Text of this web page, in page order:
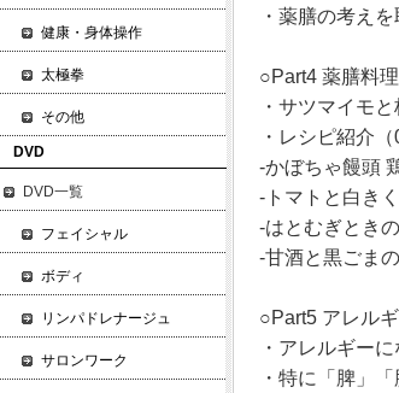
・薬膳の考え
○Part4 薬膳料
・サツマイモ
・レシピ紹介（
-かぼちゃ饅頭
-トマトと白き
-はとむぎとき
-甘酒と黒ごま
○Part5 アレル
・アレルギー
・特に「脾」
健康・身体操作
太極拳
その他
DVD
DVD一覧
フェイシャル
ボディ
リンパドレナージュ
サロンワーク